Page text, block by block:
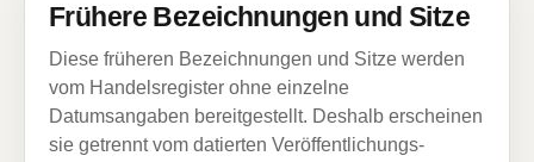
Frühere Bezeichnungen und Sitze
Diese früheren Bezeichnungen und Sitze werden
vom Handelsregister ohne einzelne
Datumsangaben bereitgestellt. Deshalb erscheinen
sie getrennt vom datierten Veröffentlichungs-